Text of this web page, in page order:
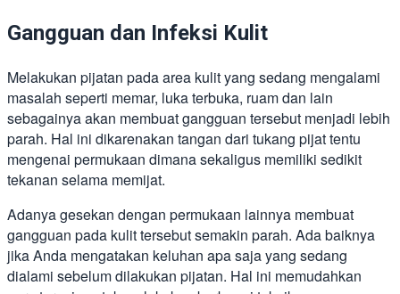
Gangguan dan Infeksi Kulit
Melakukan pijatan pada area kulit yang sedang mengalami
masalah seperti memar, luka terbuka, ruam dan lain
sebagainya akan membuat gangguan tersebut menjadi lebih
parah. Hal ini dikarenakan tangan dari tukang pijat tentu
mengenai permukaan dimana sekaligus memiliki sedikit
tekanan selama memijat.
Adanya gesekan dengan permukaan lainnya membuat
gangguan pada kulit tersebut semakin parah. Ada baiknya
jika Anda mengatakan keluhan apa saja yang sedang
dialami sebelum dilakukan pijatan. Hal ini memudahkan